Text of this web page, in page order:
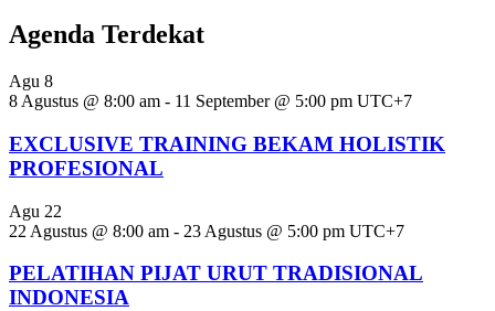
Agenda Terdekat
Agu 8
8 Agustus @ 8:00 am - 11 September @ 5:00 pm UTC+7
EXCLUSIVE TRAINING BEKAM HOLISTIK
PROFESIONAL
Agu 22
22 Agustus @ 8:00 am - 23 Agustus @ 5:00 pm UTC+7
PELATIHAN PIJAT URUT TRADISIONAL
INDONESIA